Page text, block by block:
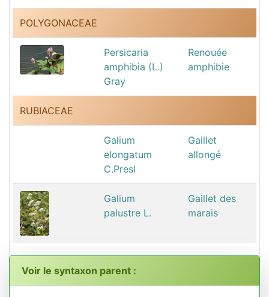
POLYGONACEAE
Persicaria
amphibia (L.)
Gray
Renouée
amphibie
RUBIACEAE
Galium
elongatum
C.Presl
Gaillet
allongé
Galium
palustre L.
Gaillet des
marais
Voir le syntaxon parent :